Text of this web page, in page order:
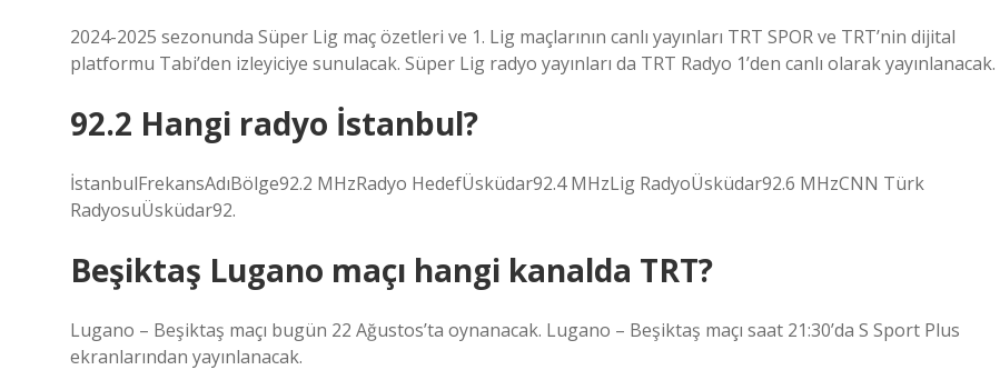
2024-2025 sezonunda Süper Lig maç özetleri ve 1. Lig maçlarının canlı yayınları TRT SPOR ve TRT’nin dijital
platformu Tabi’den izleyiciye sunulacak. Süper Lig radyo yayınları da TRT Radyo 1’den canlı olarak yayınlanacak.
92.2 Hangi radyo İstanbul?
İstanbulFrekansAdıBölge92.2 MHzRadyo HedefÜsküdar92.4 MHzLig RadyoÜsküdar92.6 MHzCNN Türk
RadyosuÜsküdar92.
Beşiktaş Lugano maçı hangi kanalda TRT?
Lugano – Beşiktaş maçı bugün 22 Ağustos’ta oynanacak. Lugano – Beşiktaş maçı saat 21:30’da S Sport Plus
ekranlarından yayınlanacak.